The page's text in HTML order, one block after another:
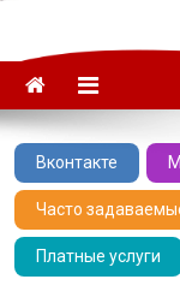
Вконтакте
Часто
Платные услуги